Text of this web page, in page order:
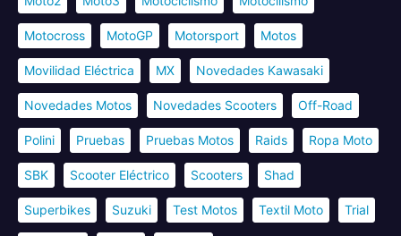
Motocross MotoGP Motorsport Motos
Movilidad Eléctrica MX Novedades Kawasaki
Novedades Motos Novedades Scooters Off-Road
Polini Pruebas Pruebas Motos Raids Ropa Moto
SBK Scooter Eléctrico Scooters Shad
Superbikes Suzuki Test Motos Textil Moto Trial